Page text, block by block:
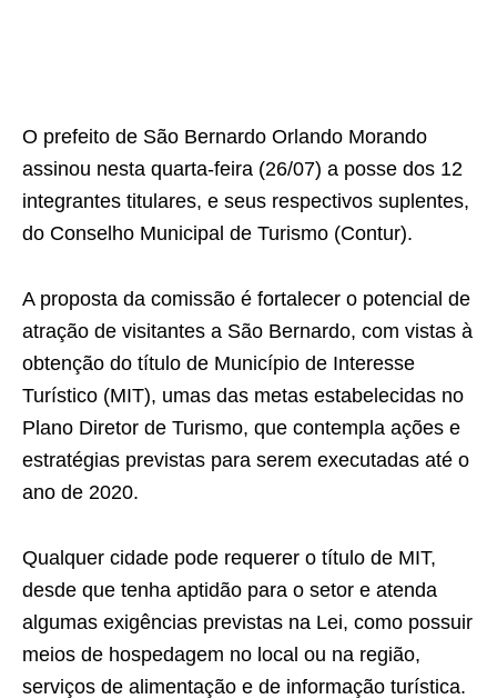
O prefeito de São Bernardo Orlando Morando
assinou nesta quarta-feira (26/07) a posse dos 12
integrantes titulares, e seus respectivos suplentes,
do Conselho Municipal de Turismo (Contur).
A proposta da comissão é fortalecer o potencial de
atração de visitantes a São Bernardo, com vistas à
obtenção do título de Município de Interesse
Turístico (MIT), umas das metas estabelecidas no
Plano Diretor de Turismo, que contempla ações e
estratégias previstas para serem executadas até o
ano de 2020.
Qualquer cidade pode requerer o título de MIT,
desde que tenha aptidão para o setor e atenda
algumas exigências previstas na Lei, como possuir
meios de hospedagem no local ou na região,
serviços de alimentação e de informação turística.